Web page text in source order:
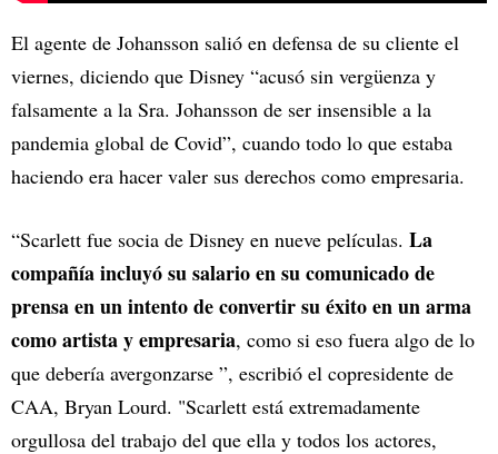
El agente de Johansson salió en defensa de su cliente el
viernes, diciendo que Disney “acusó sin vergüenza y
falsamente a la Sra. Johansson de ser insensible a la
pandemia global de Covid”, cuando todo lo que estaba
haciendo era hacer valer sus derechos como empresaria.
“Scarlett fue socia de Disney en nueve películas. La
compañía incluyó su salario en su comunicado de
prensa en un intento de convertir su éxito en un arma
como artista y empresaria, como si eso fuera algo de lo
que debería avergonzarse ”, escribió el copresidente de
CAA, Bryan Lourd. "Scarlett está extremadamente
orgullosa del trabajo del que ella y todos los actores,